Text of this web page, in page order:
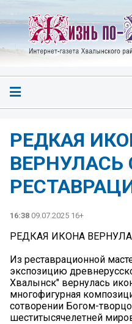
РЕДКАЯ
ВЕРНУЛАСЬ
16:38 09.07.2025 16+
РЕДКАЯ ИКОНА
Из реставрационной
экспозицию
Хвалынск" вернулась
многофигурная
сотворении Богом-
шеститысячелетней